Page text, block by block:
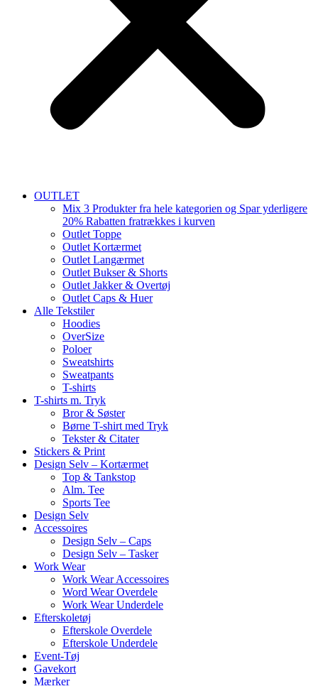
OUTLET
Mix 3 Produkter fra hele kategorien og Spar yderligere
20% Rabatten fratrækkes i kurven
Outlet Toppe
Outlet Kortærmet
Outlet Langærmet
Outlet Bukser & Shorts
Outlet Jakker & Overtøj
Outlet Caps & Huer
Alle Tekstiler
Hoodies
OverSize
Poloer
Sweatshirts
Sweatpants
T-shirts
T-shirts m. Tryk
Bror & Søster
Børne T-shirt med Tryk
Tekster & Citater
Stickers & Print
Design Selv – Kortærmet
Top & Tankstop
Alm. Tee
Sports Tee
Design Selv
Accessoires
Design Selv – Caps
Design Selv – Tasker
Work Wear
Work Wear Accessoires
Word Wear Overdele
Work Wear Underdele
Efterskoletøj
Efterskole Overdele
Efterskole Underdele
Event-Tøj
Gavekort
Mærker